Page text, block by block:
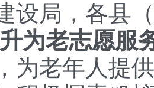
设局，各县
为老志愿服
为老年人提